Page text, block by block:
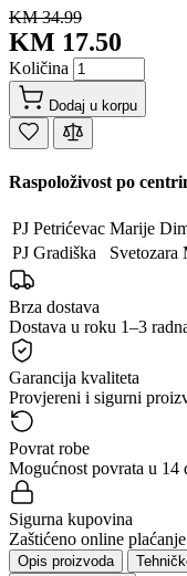
KM 34.99
KM 17.50
Količina
Dodaj u korpu
Raspoloživost po
PJ Petrićevac Marije
PJ Gradiška
Svetozara
Brza dostava
Dostava u roku 1–3
Garancija kvaliteta
Provjereni i sigurni
Povrat robe
Mogućnost povrata u 14
Sigurna kupovina
Zaštićeno online plaćanje
Opis proizvoda